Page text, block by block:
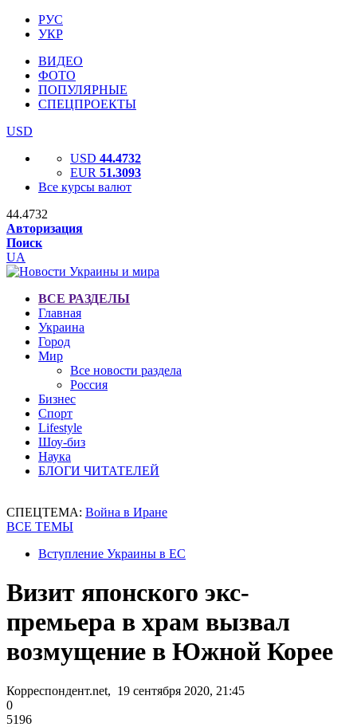
РУС
УКР
ВИДЕО
ФОТО
ПОПУЛЯРНЫЕ
СПЕЦПРОЕКТЫ
USD
USD 44.4732
EUR 51.3093
Все курсы валют
44.4732
Авторизация
Поиск
UA
ВСЕ РАЗДЕЛЫ
Главная
Украина
Город
Мир
Все новости раздела
Россия
Бизнес
Спорт
Lifestyle
Шоу-биз
Наука
БЛОГИ ЧИТАТЕЛЕЙ
СПЕЦТЕМА: Война в Иране
ВСЕ ТЕМЫ
Вступление Украины в ЕС
Визит японского экс-
премьера в храм вызвал
возмущение в Южной Корее
Корреспондент.net, 19 сентября 2020, 21:45
0
5196